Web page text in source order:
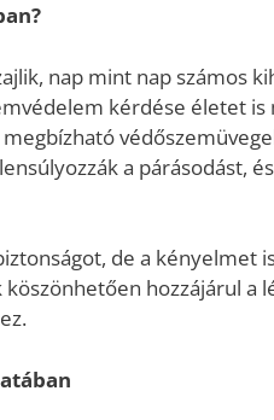
nap mint nap számos
kérdése életet
a párásodást,
de a kényelmet
hozzájárul a